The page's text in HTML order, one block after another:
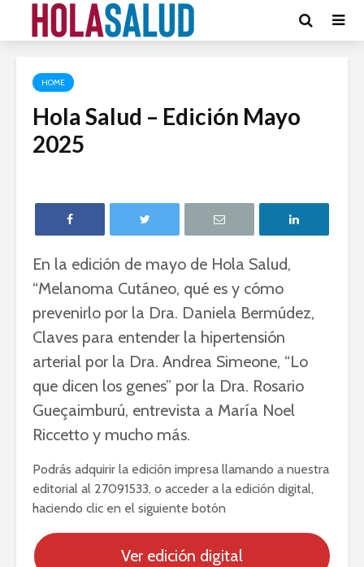
HOME
Hola Salud – Edición Mayo
2025
En la edición de mayo de Hola Salud,
“Melanoma Cutáneo, qué es y cómo
prevenirlo por la Dra. Daniela Bermúdez,
Claves para entender la hipertensión
arterial por la Dra. Andrea Simeone, “Lo
que dicen los genes” por la Dra. Rosario
Gueçaimburú, entrevista a María Noel
Riccetto y mucho más.
Podrás adquirir la edición impresa llamando a nuestra
editorial al 27091533, o acceder a la edición digital,
haciendo clic en el siguiente botón
Ver edición digital